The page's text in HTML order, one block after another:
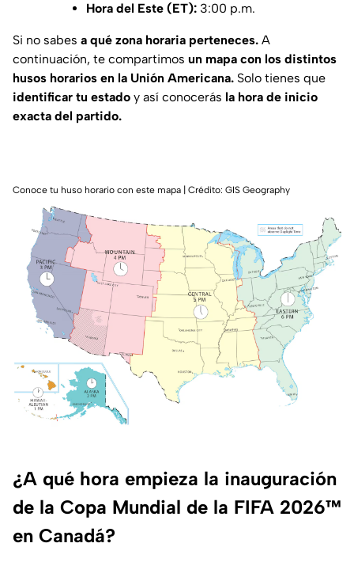
Hora del Este (ET):3:00 p.m.
Si no sabes a qué zona horaria perteneces. A
continuación, te compartimos un mapa con los distintos
husos horarios en la Unión Americana. Solo tienes que
identificar tu estado y así conocerás la hora de inicio
exacta del partido.
Conoce tu huso horario con este mapa | Crédito: GIS Geography
¿A qué hora empieza la inauguración
de la Copa Mundial de la FIFA 2026™
en Canadá?